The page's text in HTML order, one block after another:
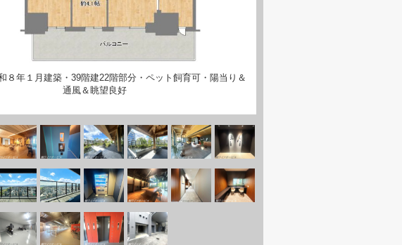
８年１月建築・39階建22階部分・ペット飼育可・陽当り＆
通風＆眺望良好